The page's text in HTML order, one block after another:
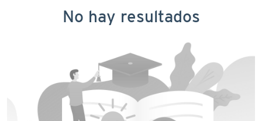
No hay resultados